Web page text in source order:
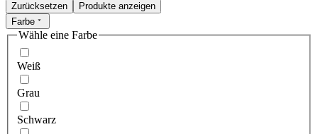
Zurücksetzen
Produkte anzeigen
Farbe
Wähle eine Farbe
Weiß
Grau
Schwarz